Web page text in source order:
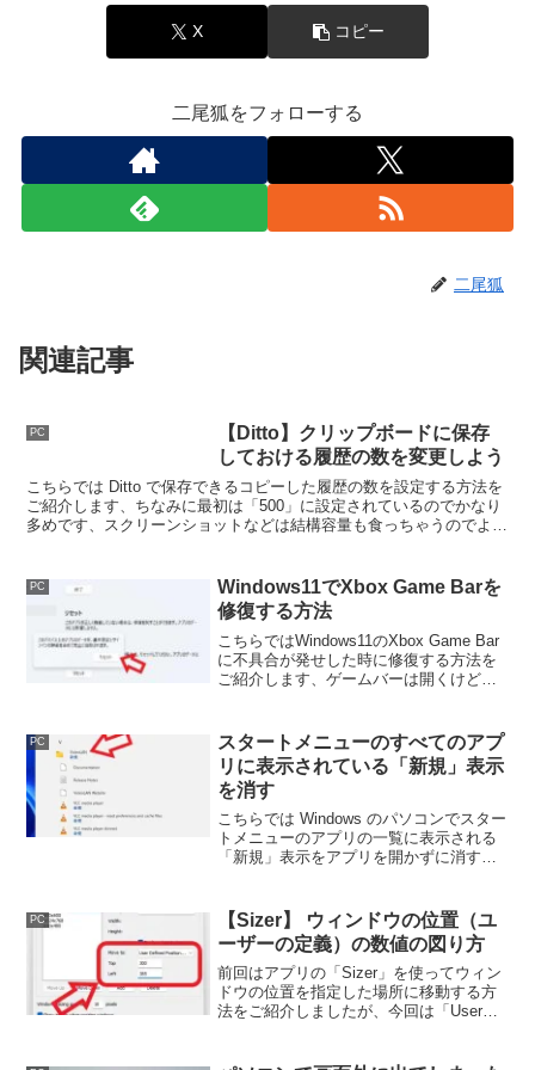
X コピー
二尾狐をフォローする
二尾狐
関連記事
PC
【Ditto】クリップボードに保存
しておける履歴の数を変更しよう
こちらでは Ditto で保存できるコピーした履歴の数を設定する方法を
ご紹介します、ちなみに最初は「500」に設定されているのでかなり
多めです、スクリーンショットなどは結構容量も食っちゃうのでよく
PC
Windows11でXbox Game Barを
修復する方法
こちらではWindows11のXbox Game Bar
に不具合が発せした時に修復する方法を
ご紹介します、ゲームバーは開くけどク
みてください。
PC
スタートメニューのすべてのアプ
リに表示されている「新規」表示
を消す
こちらでは Windows のパソコンでスター
トメニューのアプリの一覧に表示される
「新規」表示をアプリを開かずに消す方
が、その為に対象のアプリをすべて起動
するのは面倒ですよね。
PC
【Sizer】 ウィンドウの位置（ユ
ーザーの定義）の数値の図り方
前回はアプリの「Sizer」を使ってウィン
ドウの位置を指定した場所に移動する方
法をご紹介しましたが、今回は「User